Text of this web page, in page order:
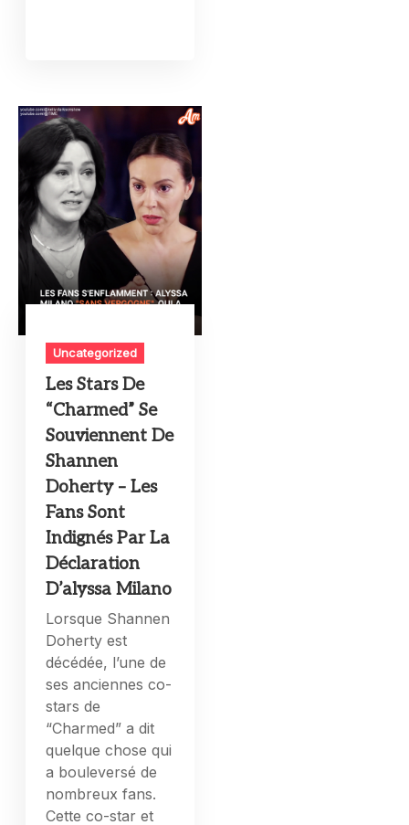
Uncategorized
Les Stars De
“Charmed” Se
Souviennent De
Shannen
Doherty – Les
Fans Sont
Indignés Par La
Déclaration
D’alyssa Milano
Lorsque Shannen
Doherty est
décédée, l’une de
ses anciennes co-
stars de
“Charmed” a dit
quelque chose qui
a bouleversé de
nombreux fans.
Cette co-star et